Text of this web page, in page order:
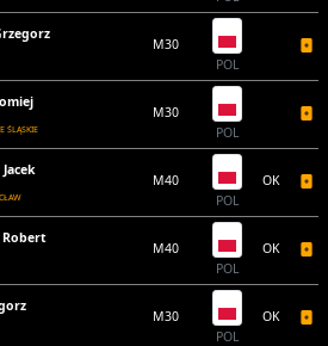
M30
POL
ŚLĄSKIE
M30
POL
M40
POL
OK
Robert
M40
POL
OK
M30
POL
OK